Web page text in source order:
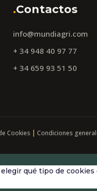
.Contactos
info@mundiagri.com
+ 34 948 40 97 77
+ 34 659 93 51 50
Cookies | Condiciones
qué tipo de